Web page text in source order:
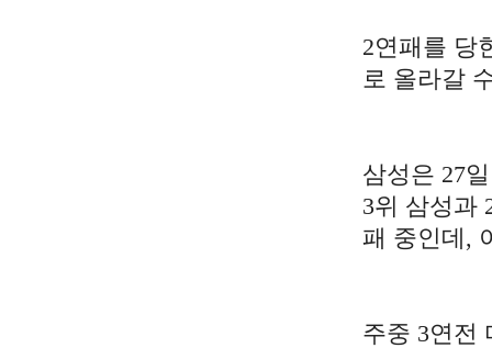
2연패를 당
로 올라갈
삼성은 27
3위 삼성과
패 중인데,
주중 3연전